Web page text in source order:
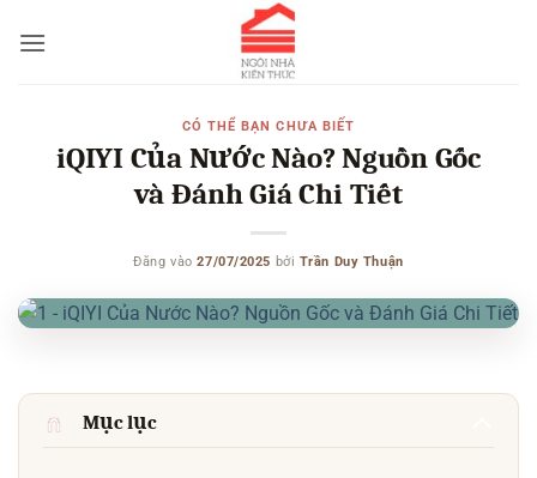
qua
CÓ THỂ BẠN CHƯA BIẾT
iQIYI Của Nước Nào? Nguồn Gốc
và Đánh Giá Chi Tiết
Đăng vào27/07/2025 bởi Trần Duy Thuận
Mục lục